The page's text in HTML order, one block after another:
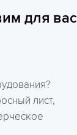
для вас
лист,